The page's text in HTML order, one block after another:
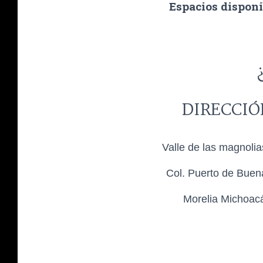
Espacios
Valle de las
Col. Puerto de
Morelia